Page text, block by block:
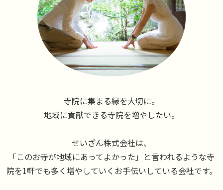
寺院に集まる縁を大切に。
地域に貢献できる寺院を増やしたい。
せいざん株式会社は、
「このお寺が地域にあってよかった」と言われるような寺
院を1軒でも多く増やしていくお手伝いしている会社です。